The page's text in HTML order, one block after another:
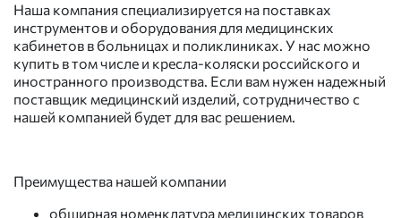
Наша компания специализируется на поставках
инструментов и оборудования для медицинских
кабинетов в больницах и поликлиниках. У нас можно
купить в том числе и кресла-коляски российского и
иностранного производства. Если вам нужен надежный
поставщик медицинский изделий, сотрудничество с
нашей компанией будет для вас решением.
Преимущества нашей компании
обширная номенклатура медицинских товаров